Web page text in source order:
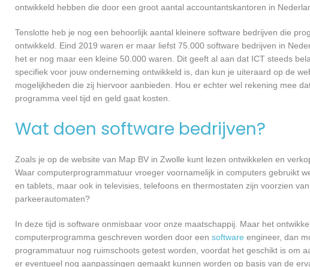
ontwikkeld hebben die door een groot aantal accountantskantoren in
Tenslotte heb je nog een behoorlijk aantal kleinere software bedrijven die
ontwikkeld. Eind 2019 waren er maar liefst 75.000 software bedrijven in
het er nog maar een kleine 50.000 waren. Dit geeft al aan dat ICT steeds
specifiek voor jouw onderneming ontwikkeld is, dan kun je uiteraard op de
mogelijkheden die zij hiervoor aanbieden. Hou er echter wel rekening mee
programma veel tijd en geld gaat kosten.
Wat doen software bedrijven?
Zoals je op de website van Map BV in Zwolle kunt lezen ontwikkelen en
Waar computerprogrammatuur vroeger voornamelijk in computers gebruikt
en tablets, maar ook in televisies, telefoons en thermostaten zijn voorzien
parkeerautomaten?
In deze tijd is software onmisbaar voor onze maatschappij. Maar het
computerprogramma geschreven worden door een software engineer, dan
programmatuur nog ruimschoots getest worden, voordat het geschikt is om
er eventueel nog aanpassingen gemaakt kunnen worden op basis van de